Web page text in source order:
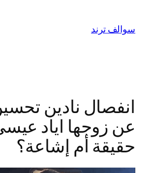
المحتوى
سوالف ترند
انفصال نادين
عن زوجها اياد
حقيقة أم إشاعة؟